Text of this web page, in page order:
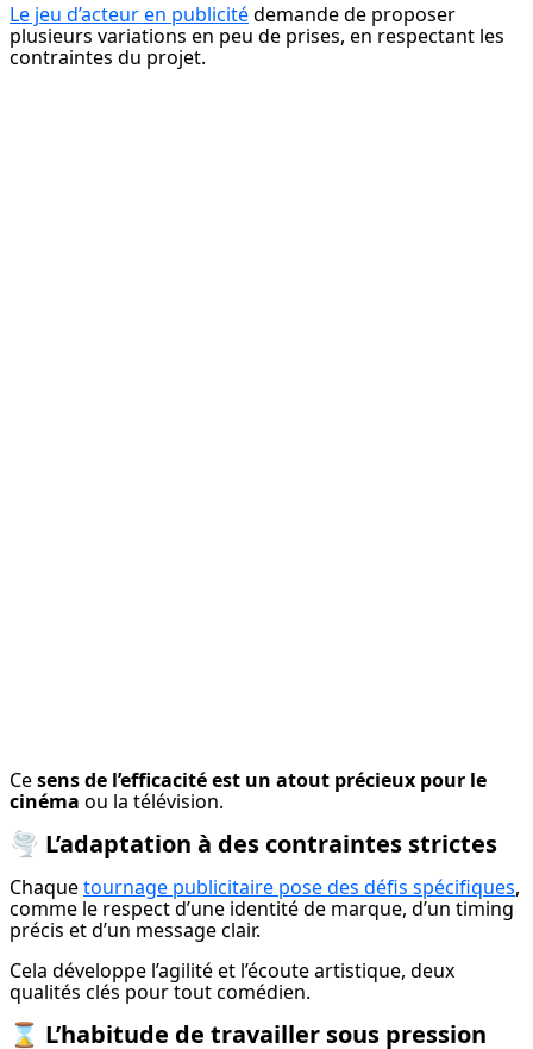
Le jeu d’acteur en publicité demande de proposer
plusieurs variations en peu de prises, en respectant les
contraintes du projet.
Ce sens de l’efficacité est un atout précieux pour le
cinéma ou la télévision.
🌪️ L’adaptation à des contraintes strictes
Chaque tournage publicitaire pose des défis spécifiques,
comme le respect d’une identité de marque, d’un timing
précis et d’un message clair.
Cela développe l’agilité et l’écoute artistique, deux
qualités clés pour tout comédien.
⌛️ L’habitude de travailler sous pression